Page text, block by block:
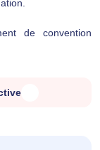
de convention